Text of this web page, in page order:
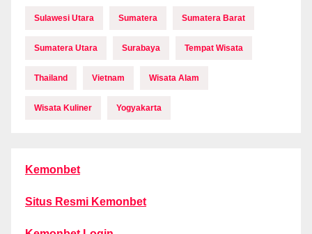
Sulawesi Utara Sumatera Sumatera Barat
Sumatera Utara Surabaya Tempat Wisata
Thailand Vietnam Wisata Alam
Wisata Kuliner Yogyakarta
Kemonbet
Situs Resmi Kemonbet